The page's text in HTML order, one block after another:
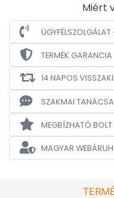
Miért
TERMÉK GARANCIA
14 NAPOS
SZAKMAI
MEGBÍZHATÓ BOLT
MAGYAR